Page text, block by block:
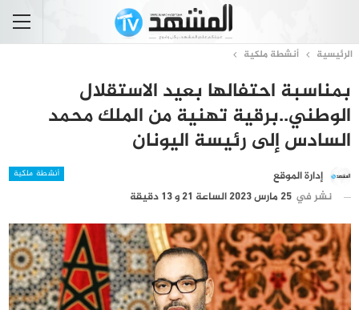
الرئيسية أنشطة ملكية
بمناسبة احتفالها بعيد الاستقلال
الوطني..برقية تهنية من الملك محمد
السادس إلى رئيسة اليونان
أنشطة ملكية
إدارة الموقع
نشر في 25 مارس 2023 الساعة 21 و 13 دقيقة